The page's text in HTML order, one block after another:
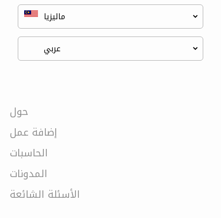
حول
إضافة عمل
الحاسبات
المدونات
الأسئلة الشائعة